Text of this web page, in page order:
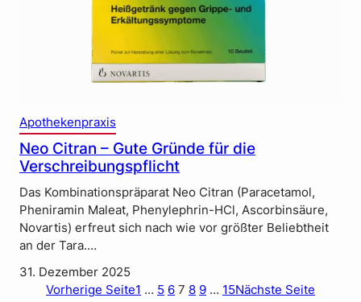
Apothekenpraxis
Neo Citran – Gute Gründe für die
Verschreibungspflicht
Das Kombinationspräparat Neo Citran (Paracetamol,
Pheniramin Maleat, Phenylephrin-HCl, Ascorbinsäure,
Novartis) erfreut sich nach wie vor größter Beliebtheit
an der Tara.…
31. Dezember 2025
Vorherige Seite1 … 5 6 7 8 9 … 15Nächste Seite